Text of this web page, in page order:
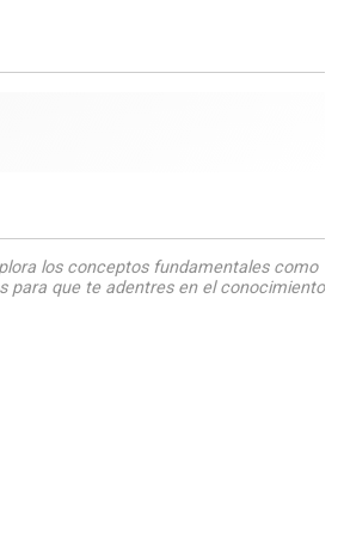
los conceptos fundamentales como
para que te adentres en el conocimiento